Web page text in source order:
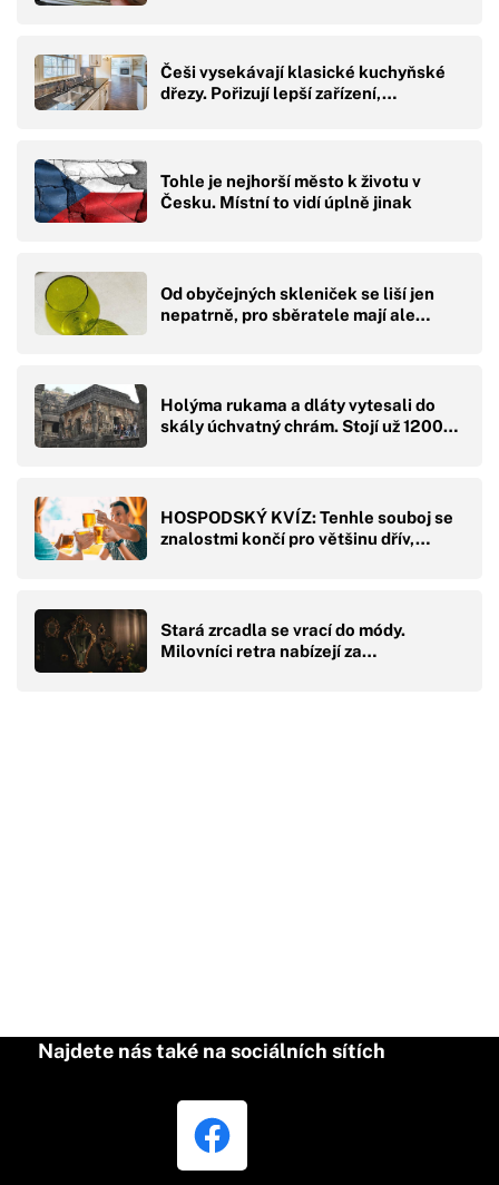
Češi vysekávají klasické kuchyňské
dřezy. Pořizují lepší zařízení,…
Tohle je nejhorší město k životu v
Česku. Místní to vidí úplně jinak
Od obyčejných skleniček se liší jen
nepatrně, pro sběratele mají ale…
Holýma rukama a dláty vytesali do
skály úchvatný chrám. Stojí už 1200…
HOSPODSKÝ KVÍZ: Tenhle souboj se
znalostmi končí pro většinu dřív,…
Stará zrcadla se vrací do módy.
Milovníci retra nabízejí za…
Najdete nás také na sociálních sítích